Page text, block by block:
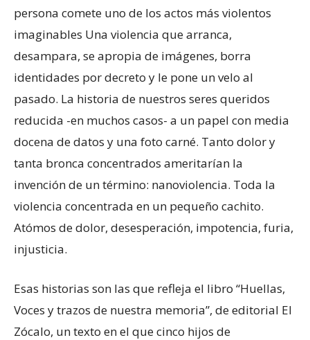
persona comete uno de los actos más violentos
imaginables Una violencia que arranca,
desampara, se apropia de imágenes, borra
identidades por decreto y le pone un velo al
pasado. La historia de nuestros seres queridos
reducida -en muchos casos- a un papel con media
docena de datos y una foto carné. Tanto dolor y
tanta bronca concentrados ameritarían la
invención de un término: nanoviolencia. Toda la
violencia concentrada en un pequeño cachito.
Atómos de dolor, desesperación, impotencia, furia,
injusticia.
Esas historias son las que refleja el libro “Huellas,
Voces y trazos de nuestra memoria”, de editorial El
Zócalo, un texto en el que cinco hijos de